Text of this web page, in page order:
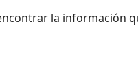
la información